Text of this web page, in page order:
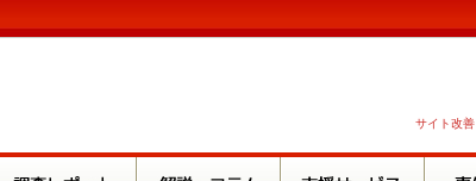
サイト改